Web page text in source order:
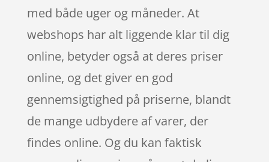
med både uger og måneder. At
webshops har alt liggende klar til dig
online, betyder også at deres priser
online, og det giver en god
gennemsigtighed på priserne, blandt
de mange udbydere af varer, der
findes online. Og du kan faktisk